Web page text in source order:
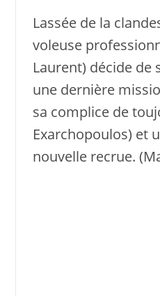
Lassée de la
voleuse
Laurent) décide de
une dernière
sa complice de
Exarchopoulos) et
nouvelle recrue.